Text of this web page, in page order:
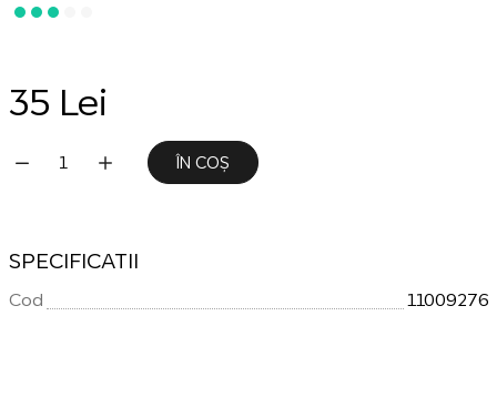
35 Lei
ÎN COȘ
SPECIFICATII
Cod 11009276